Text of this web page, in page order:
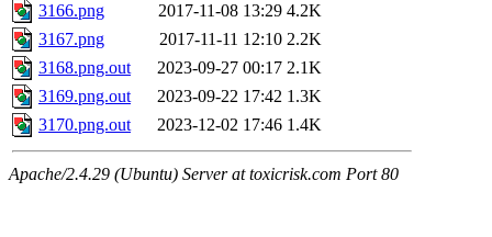
3166.png
2017-11-08 13:29 4.2K
3167.png
2017-11-11 12:10 2.2K
3168.png.out
2023-09-27 00:17 2.1K
3169.png.out
2023-09-22 17:42 1.3K
3170.png.out
2023-12-02 17:46 1.4K
Apache/2.4.29 (Ubuntu) Server at toxicrisk.com Port 80